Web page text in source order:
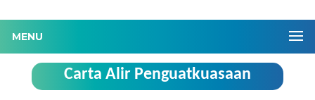
MENU
Carta Alir Penguatkuasaan